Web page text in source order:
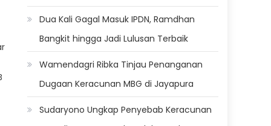
Dua Kali Gagal Masuk IPDN, Ramdhan
Bangkit hingga Jadi Lulusan Terbaik
Wamendagri Ribka Tinjau Penanganan
Dugaan Keracunan MBG di Jayapura
Sudaryono Ungkap Penyebab Keracunan